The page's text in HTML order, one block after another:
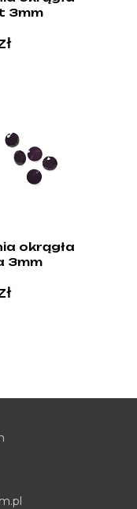
3mm
okrągła
3mm